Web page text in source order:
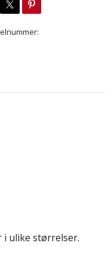
i ulike størrelser.